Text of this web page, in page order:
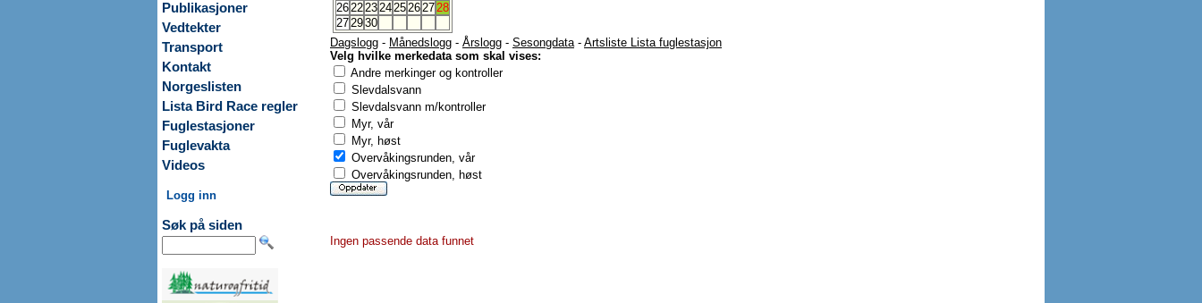
Publikasjoner
Vedtekter
Transport
Kontakt
Norgeslisten
Lista Bird Race regler
Fuglestasjoner
Fuglevakta
Videos
Logg inn
Søk på siden
2622232425262728
272930
Dagslogg - Månedslogg - Årslogg - Sesongdata- Artsliste Lista fuglestasjon
Velg hvilke merkedata som skal vises:
Andre merkinger og kontroller
Slevdalsvann
Slevdalsvann m/kontroller
Myr, vår
Myr, høst
Overvåkingsrunden, vår
Overvåkingsrunden, høst
Ingen passende data funnet